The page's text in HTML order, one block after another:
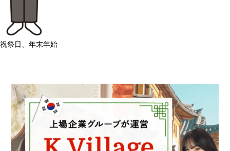
祝祭日、年末年始